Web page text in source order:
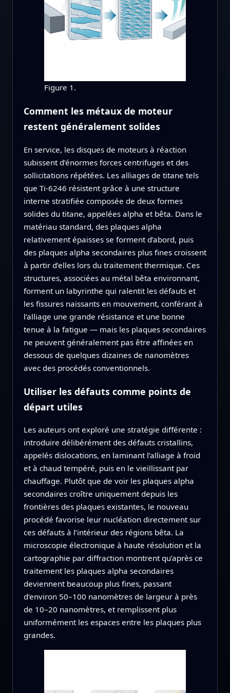
Figure 1.
Comment les métaux de moteur
restent généralement solides
En service, les disques de moteurs à réaction
subissent d’énormes forces centrifuges et des
sollicitations répétées. Les alliages de titane tels
que Ti‑6246 résistent grâce à une structure
interne stratifiée composée de deux formes
solides du titane, appelées alpha et bêta. Dans le
matériau standard, des plaques alpha
relativement épaisses se forment d’abord, puis
des plaques alpha secondaires plus fines croissent
à partir d’elles lors du traitement thermique. Ces
structures, associées au métal bêta environnant,
forment un labyrinthe qui ralentit les défauts et
les fissures naissants en mouvement, conférant à
l’alliage une grande résistance et une bonne
tenue à la fatigue — mais les plaques secondaires
ne peuvent généralement pas être affinées en
dessous de quelques dizaines de nanomètres
avec des procédés conventionnels.
Utiliser les défauts comme points de
départ utiles
Les auteurs ont exploré une stratégie différente :
introduire délibérément des défauts cristallins,
appelés dislocations, en laminant l’alliage à froid
et à chaud tempéré, puis en le vieillissant par
chauffage. Plutôt que de voir les plaques alpha
secondaires croître uniquement depuis les
frontières des plaques existantes, le nouveau
procédé favorise leur nucléation directement sur
ces défauts à l’intérieur des régions bêta. La
microscopie électronique à haute résolution et la
cartographie par diffraction montrent qu’après ce
traitement les plaques alpha secondaires
deviennent beaucoup plus fines, passant
d’environ 50–100 nanomètres de largeur à près
de 10–20 nanomètres, et remplissent plus
uniformément les espaces entre les plaques plus
grandes.